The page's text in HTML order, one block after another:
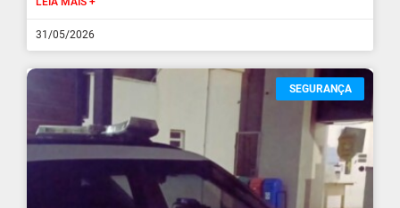
31/05/2026
SEGURANÇA